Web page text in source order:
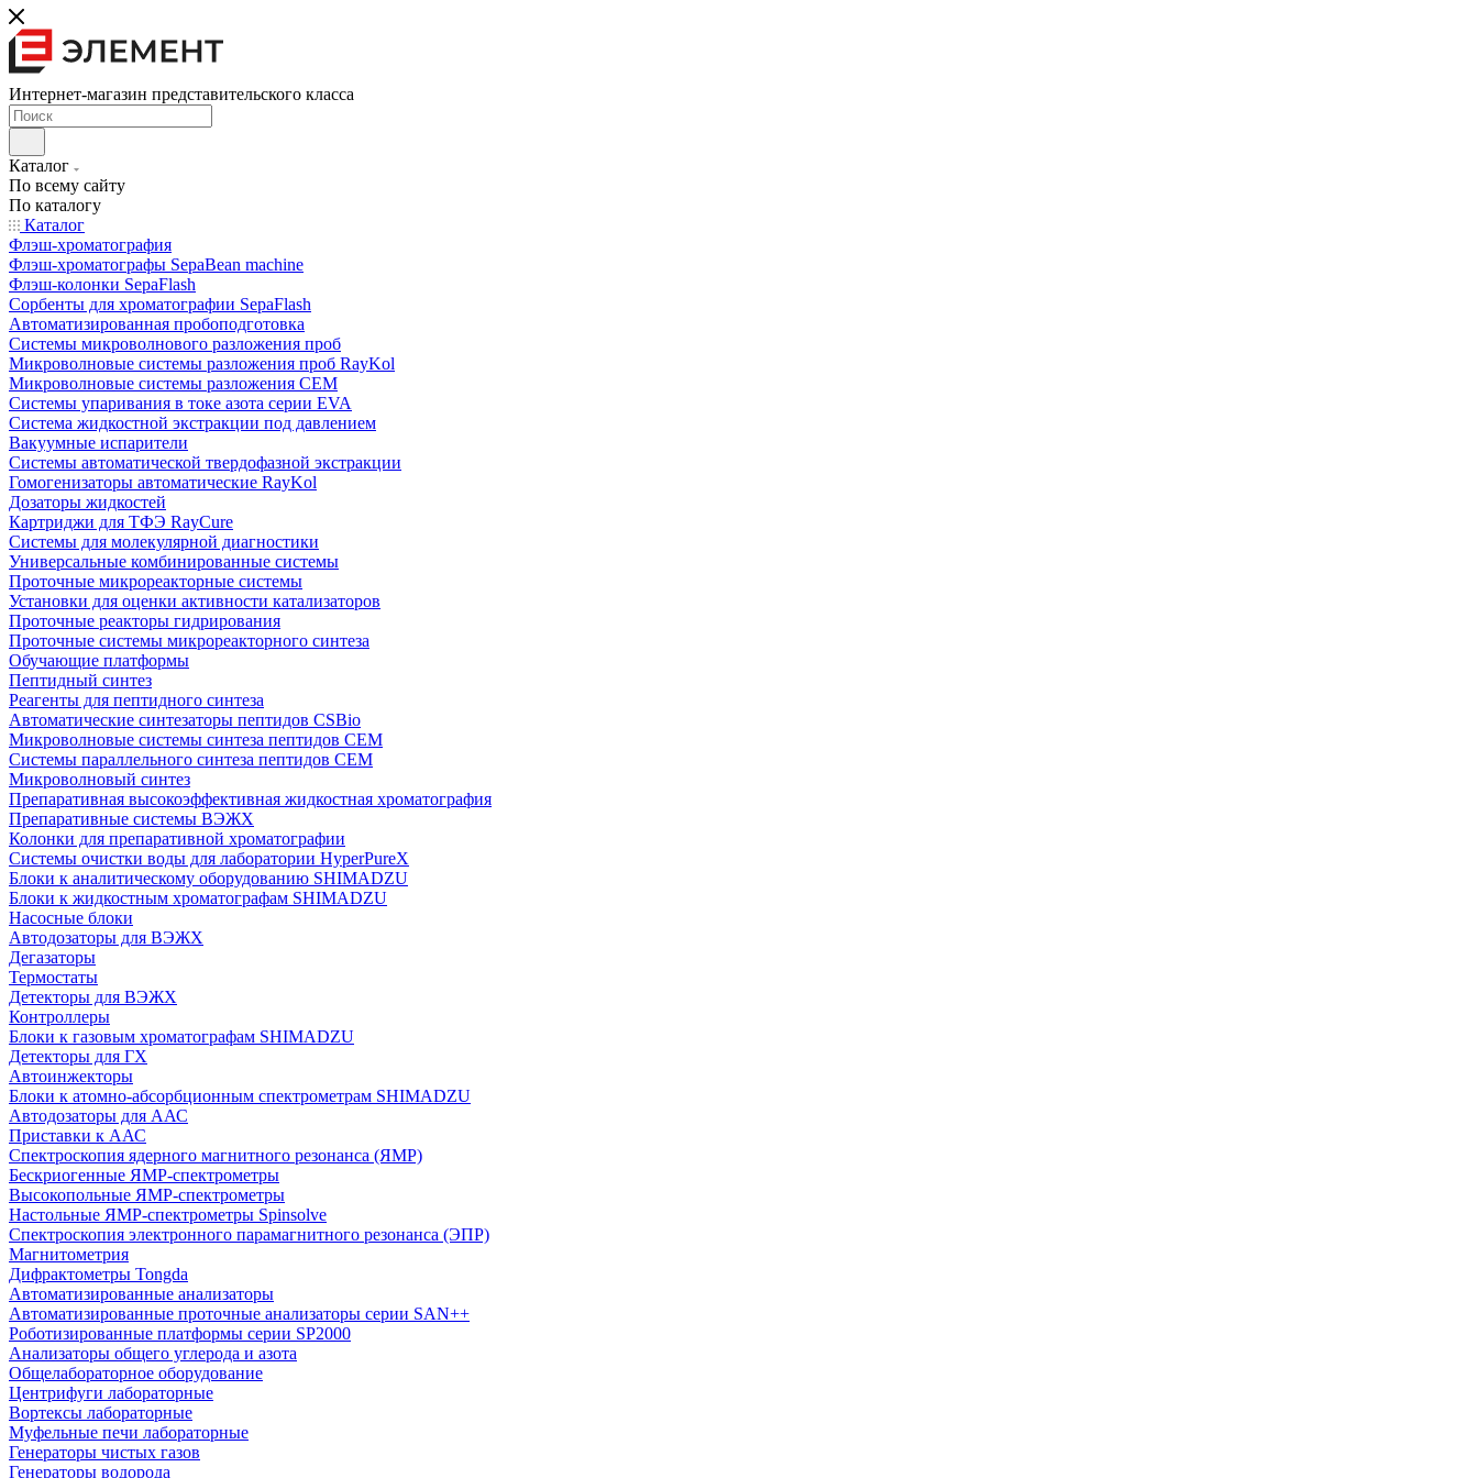
Интернет-магазин представительского класса
Каталог
По всему сайту
По каталогу
Каталог
Флэш-хроматография
Флэш-хроматографы SepaBean machine
Флэш-колонки SepaFlash
Сорбенты для хроматографии SepaFlash
Автоматизированная пробоподготовка
Системы микроволнового разложения проб
Микроволновые системы разложения проб RayKol
Микроволновые системы разложения CEM
Системы упаривания в токе азота серии EVA
Система жидкостной экстракции под давлением
Вакуумные испарители
Системы автоматической твердофазной экстракции
Гомогенизаторы автоматические RayKol
Дозаторы жидкостей
Картриджи для ТФЭ RayCure
Системы для молекулярной диагностики
Универсальные комбинированные системы
Проточные микрореакторные системы
Установки для оценки активности катализаторов
Проточные реакторы гидрирования
Проточные системы микрореакторного синтеза
Обучающие платформы
Пептидный синтез
Реагенты для пептидного синтеза
Автоматические синтезаторы пептидов CSBio
Микроволновые системы синтеза пептидов CEM
Системы параллельного синтеза пептидов CEM
Микроволновый синтез
Препаративная высокоэффективная жидкостная хроматография
Препаративные системы ВЭЖХ
Колонки для препаративной хроматографии
Системы очистки воды для лаборатории HyperPureX
Блоки к аналитическому оборудованию SHIMADZU
Блоки к жидкостным хроматографам SHIMADZU
Насосные блоки
Автодозаторы для ВЭЖХ
Дегазаторы
Термостаты
Детекторы для ВЭЖХ
Контроллеры
Блоки к газовым хроматографам SHIMADZU
Детекторы для ГХ
Автоинжекторы
Блоки к атомно-абсорбционным спектрометрам SHIMADZU
Автодозаторы для ААС
Приставки к ААС
Спектроскопия ядерного магнитного резонанса (ЯМР)
Бескриогенные ЯМР‑спектрометры
Высокопольные ЯМР‑спектрометры
Настольные ЯМР‑спектрометры Spinsolve
Спектроскопия электронного парамагнитного резонанса (ЭПР)
Магнитометрия
Дифрактометры Tongda
Автоматизированные анализаторы
Автоматизированные проточные анализаторы серии SAN++
Роботизированные платформы серии SP2000
Анализаторы общего углерода и азота
Общелабораторное оборудование
Центрифуги лабораторные
Вортексы лабораторные
Муфельные печи лабораторные
Генераторы чистых газов
Генераторы водорода